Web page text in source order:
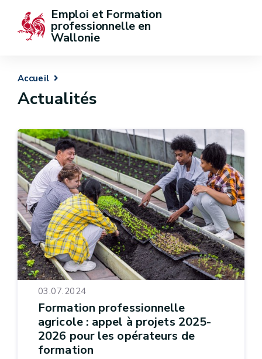
Emploi et Formation
professionnelle en
Wallonie
Accueil
Actualités
03.07.2024
Formation professionnelle
agricole : appel à projets 2025-
2026 pour les opérateurs de
formation